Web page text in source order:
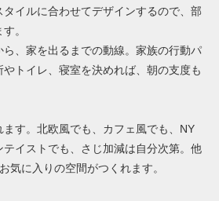
タイルに合わせてデザインするので、部
。
、家を出るまでの動線。家族の行動パ
トイレ、寝室を決めれば、朝の支度も
す。北欧風でも、カフェ風でも、NY
テイストでも、さじ加減は自分次第。他
気に入りの空間がつくれます。